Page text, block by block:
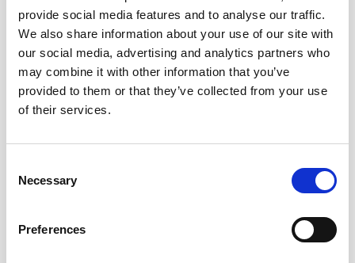
provide social media features and to analyse our traffic.
We also share information about your use of our site with
our social media, advertising and analytics partners who
may combine it with other information that you’ve
provided to them or that they’ve collected from your use
of their services.
Selection
Necessary
Preferences
Nimi*
Sähköposti*
Lähetä kommentti